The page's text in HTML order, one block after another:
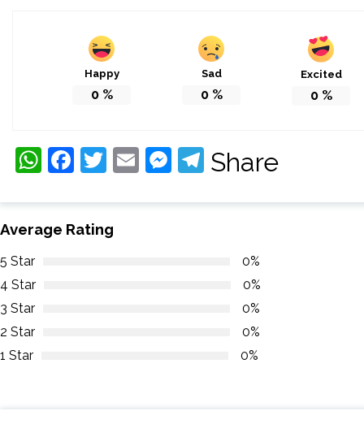
Happy
0%
Sad
0%
Excited
0%
WhatsApp
Facebook
Twitter
EmailMessenger
Telegram
Share
Average Rating
5 Star
0%
4 Star
0%
3 Star
0%
2 Star
0%
1 Star
0%